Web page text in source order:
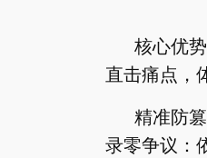
核心优
直击痛点，
精准防
录零争议：